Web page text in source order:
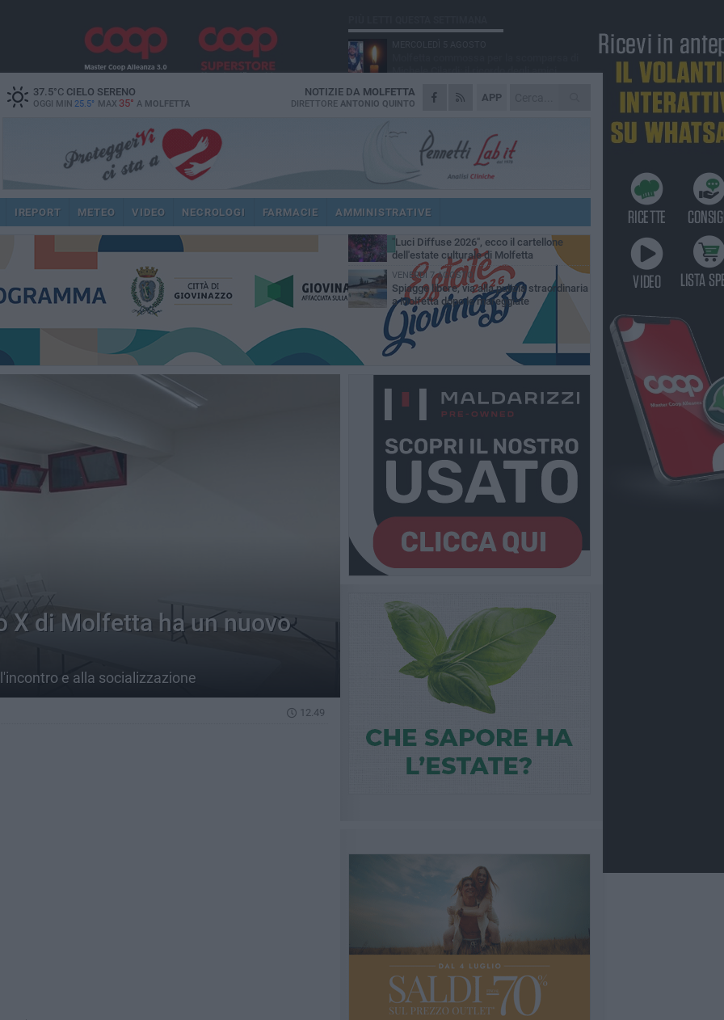
37.5°CCIELO SERENO
OGGI MIN 25.5° MAX 35° A MOLFETTA
APP
NOTIZIE DA MOLFETTA
DIRETTORE ANTONIO QUINTO
IREPORT METEO VIDEO NECROLOGI FARMACIE AMMINISTRATIVE
X di Molfetta ha un nuovo
e alla socializzazione
12.49
Michele Cilardi: il ricordo degli amici
GIOVEDÌ 6 AGOSTO
Marittimo molfettese muore a bordo di un
GIOVEDÌ 6 AGOSTO
Molfetta piange Marta Maria Pisani, ultima
maestra della sartoria molfettese
MERCOLEDÌ 5 AGOSTO
Multiservizi, nominato il nuovo Consiglio di
Amministrazione
MARTEDÌ 4 AGOSTO
"Luci Diffuse 2026", ecco il cartellone
dell'estate culturale di Molfetta
VENERDÌ 7 AGOSTO
Spiagge libere, via alla pulizia straordinaria
a Molfetta dopo le mareggiate